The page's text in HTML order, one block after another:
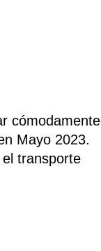
cómodamente
Mayo 2023.
transporte